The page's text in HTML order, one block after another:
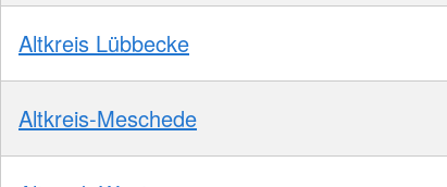
Altkreis Lübbecke
Altkreis-Meschede